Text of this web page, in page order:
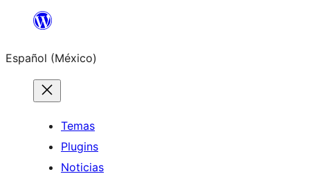
Saltar
contenido
Español (México)
Temas
Plugins
Noticias